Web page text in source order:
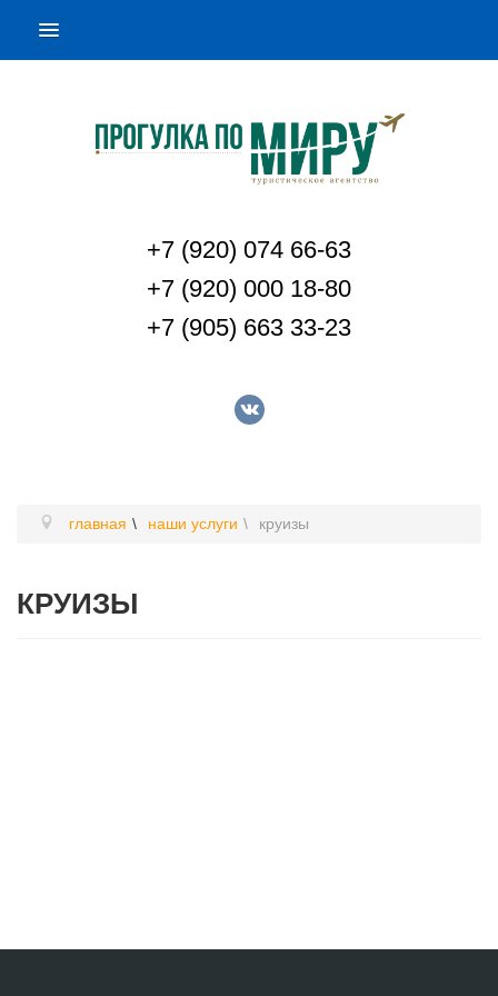
+7 (920) 074 66-63
+7 (920) 000 18-80
+7 (905) 663 33-23
главная наши услуги круизы
КРУИЗЫ